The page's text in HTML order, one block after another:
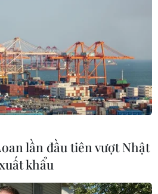
lần đầu tiên vượt Nhật
khẩu